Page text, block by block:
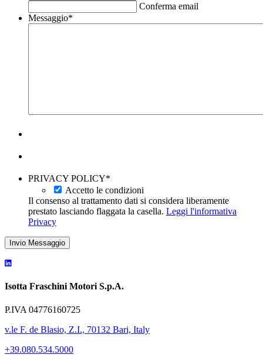
Conferma email
Messaggio*
PRIVACY POLICY*
Accetto le condizioni
Il consenso al trattamento dati si considera liberamente
prestato lasciando flaggata la casella. Leggi l'informativa
Privacy
Invio Messaggio
Isotta Fraschini Motori S.p.A.
P.IVA 04776160725
v.le F. de Blasio, Z.I., 70132 Bari, Italy
+39.080.534.5000